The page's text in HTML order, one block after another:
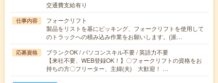
交通費支給有り
仕事内容
フォークリフト
製品をリストを基にピッキング、フォークリフトを使用して
のトラックへの積み込み作業をお願いします。(派…
応募資格
ブランクOK / パソコンスキル不要 / 英語力不要
【来社不要、WEB登録OK！】〇フォークリフトの資格をお
持ちの方〇フリーター、主婦(夫) 大歓迎！ …